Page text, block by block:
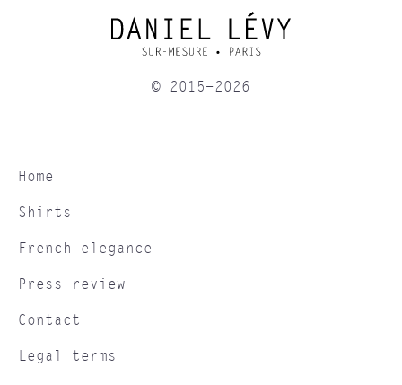
© 2015-2026
Home
Shirts
French elegance
Press review
Contact
Legal terms